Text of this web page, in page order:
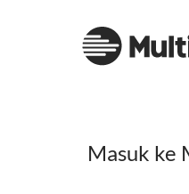
Masuk ke